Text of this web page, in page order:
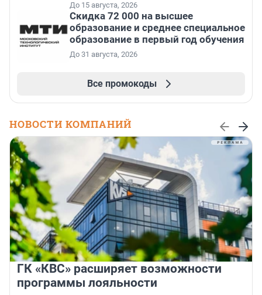
До 15 августа, 2026
Скидка 72 000 на высшее
образование и среднее специальное
образование в первый год обучения
До 31 августа, 2026
Все промокоды
НОВОСТИ КОМПАНИЙ
ГК «КВС» расширяет возможности
программы лояльности